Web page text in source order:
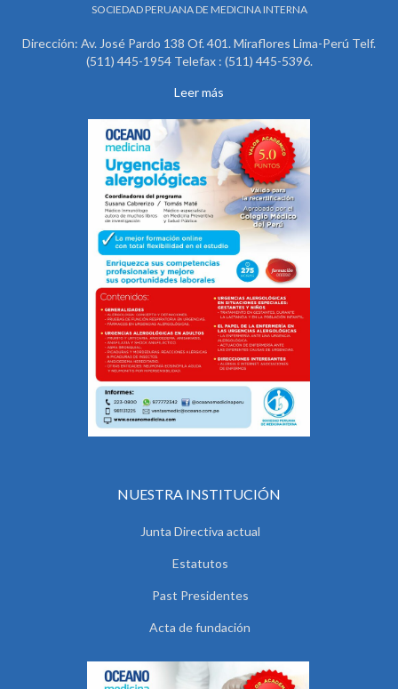
SOCIEDAD PERUANA DE MEDICINA INTERNA
Dirección: Av. José Pardo 138 Of. 401. Miraflores Lima-Perú Telf.
(511) 445-1954 Telefax : (511) 445-5396.
Leer más
NUESTRA INSTITUCIÓN
Junta Directiva actual
Estatutos
Past Presidentes
Acta de fundación